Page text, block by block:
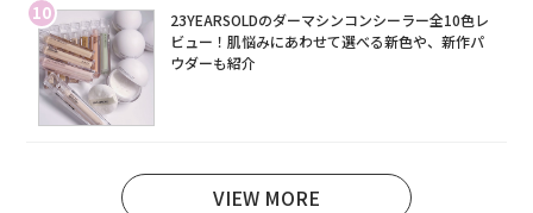
10
23YEARSOLDのダーマシンコンシーラー全10色レ
ビュー！肌悩みにあわせて選べる新色や、新作パ
ウダーも紹介
VIEW MORE